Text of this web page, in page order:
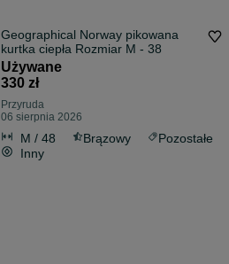
Geographical Norway pikowana
kurtka ciepła Rozmiar M - 38
Używane
330 zł
Przyruda
06 sierpnia 2026
M / 48 Brązowy
Pozostałe
Inny